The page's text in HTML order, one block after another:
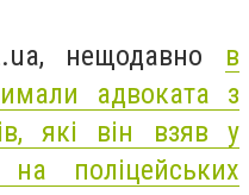
нещодавно в
адвоката з
які він взяв у
поліцейських